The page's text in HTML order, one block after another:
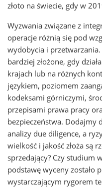
złoto na świecie, gdy w
Wyzwania związane z
operacje różnią się pod
wydobycia i
bardziej złożone, gdy
krajach lub na różnych
językiem, poziomem
kodeksami górniczymi,
przepisami prawa pracy
bezpieczeństwa. Dodajmy
analizy due diligence, a
wielkość i jakość złoża są
sprzedający? Czy studium
podstawę wyceny zostało
wystarczającym rygorem